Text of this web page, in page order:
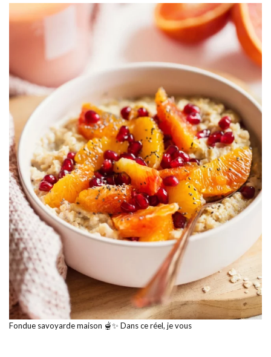
Fondue savoyarde maison 🫕✨ Dans ce réel, je vous